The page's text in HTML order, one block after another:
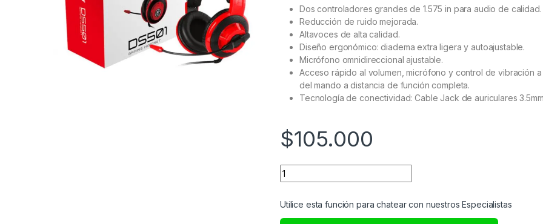
Dos controladores grandes de 1.575 in para audio de calidad.
Reducción de ruido mejorada.
Altavoces de alta calidad.
Diseño ergonómico: diadema extra ligera y autoajustable.
Micrófono omnidireccional ajustable.
Acceso rápido al volumen, micrófono y control de vibración
del mando a distancia de función completa.
Tecnología de conectividad: Cable Jack de auriculares 3.5mm
$105.000
Utilice esta función para chatear con nuestros Especialistas